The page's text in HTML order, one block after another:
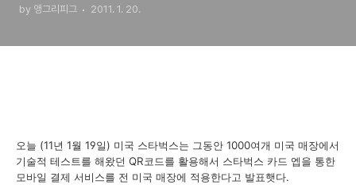
by 앵그리피그 2011. 1. 20.
오늘 (11년 1월 19일) 미국 스타벅스는 그동안 1000여개 미국 매장에서
기술적 테스트를 해왔던 QR코드를 활용해서 스타벅스 카드 엡을 통한
모바일 결제 서비스를 전 미국 매장에 적용한다고 발표햇다.